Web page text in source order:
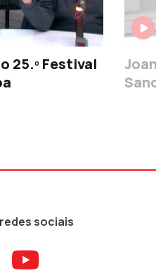
25.º Festival
sociais
ao ao
Aceder